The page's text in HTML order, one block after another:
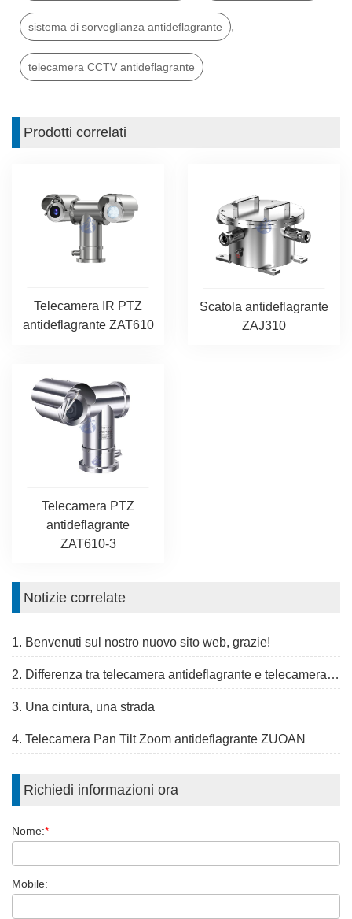
sistema di sorveglianza antideflagrante ,
telecamera CCTV antideflagrante
Prodotti correlati
Telecamera IR PTZ
antideflagrante ZAT610
Scatola antideflagrante
ZAJ310
Telecamera PTZ
antideflagrante
ZAT610-3
Notizie correlate
1. Benvenuti sul nostro nuovo sito web, grazie!
2. Differenza tra telecamera antideflagrante e telecamera antivandalismo
3. Una cintura, una strada
4. Telecamera Pan Tilt Zoom antideflagrante ZUOAN
Richiedi informazioni ora
Nome:*
Mobile: